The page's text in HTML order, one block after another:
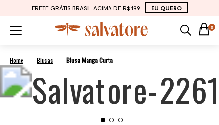
FRETE GRÁTIS BRASIL ACIMA DE R$ 199 EU QUERO
0
Blusas Blusa Manga Curta